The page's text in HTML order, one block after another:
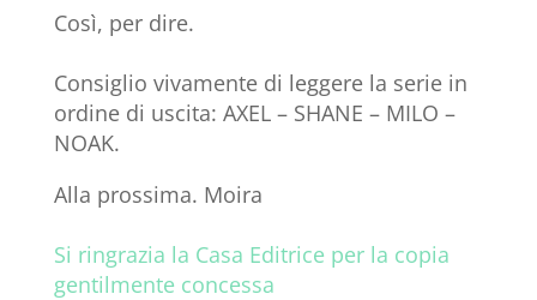
Così, per dire.
Consiglio vivamente di leggere la serie in
ordine di uscita: AXEL – SHANE – MILO –
NOAK.
Alla prossima. Moira
Si ringrazia la Casa Editrice per la copia
gentilmente concessa